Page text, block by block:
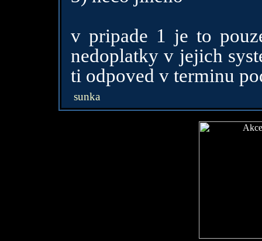
v pripade 1 je to
nedoplatky v jejich
ti odpoved v terminu
sunka